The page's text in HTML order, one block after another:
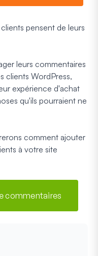
pensent de leurs
leurs commentaires
clients WordPress,
expérience d'achat
qu'ils pourraient ne
comment ajouter
à votre site
commentaires